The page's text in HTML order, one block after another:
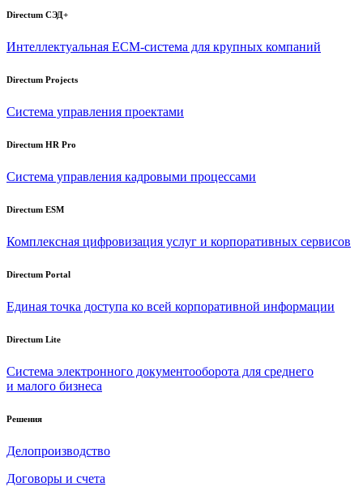
Directum СЭД+
Интеллектуальная ECM-система для крупных компаний
Directum Projects
Система управления проектами
Directum HR Pro
Система управления кадровыми процессами
Directum ESM
Комплексная цифровизация услуг и корпоративных сервисов
Directum Portal
Единая точка доступа ко всей корпоративной информации
Directum Lite
Система электронного документооборота для среднего
и малого бизнеса
Решения
Делопроизводство
Договоры и счета